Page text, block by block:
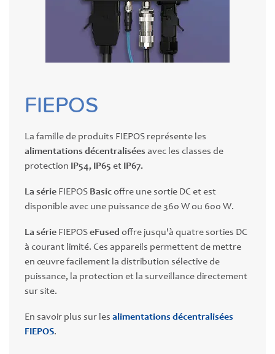
FIEPOS
La famille de produits FIEPOS représente les
alimentations décentralisées avec les classes de
protection
IP54, IP65 et IP67.
La série FIEPOS Basicoffre une sortie DC et est
disponible avec une puissance de 360 W ou 600 W.
La série FIEPOSeFused offre jusqu'à quatre sorties DC
à courant limité. Ces appareils permettent de mettre
en œuvre facilement la distribution sélective de
puissance, la protection et la surveillance directement
sur site.
En savoir plus sur les alimentations décentralisées
FIEPOS.